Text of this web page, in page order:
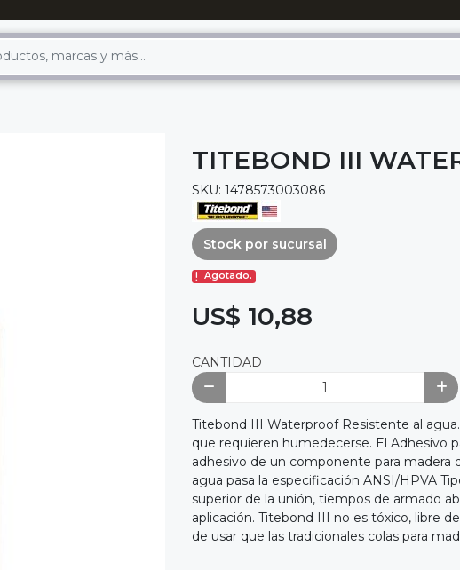
TITEBOND III
SKU: 1478573003086
Stock por sucursal
Agotado.
US$ 10,88
CANTIDAD
Titebond III Waterproof Resistente al
que requieren humedecerse. El Adhesivo
adhesivo de un componente para madera
agua pasa la especificación ANSI/HPVA
superior de la unión, tiempos de armado
aplicación. Titebond III no es tóxico, libre
de usar que las tradicionales colas para